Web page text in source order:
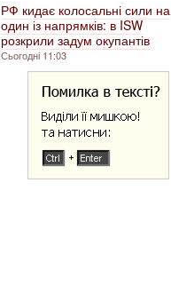
РФ кидає колосальні сили на
один із напрямків: в ISW
розкрили задум окупантів
Сьогодні 11:03